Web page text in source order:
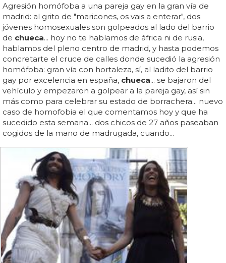
Agresión homófoba a una pareja gay en la gran vía de
madrid: al grito de "maricones, os vais a enterar", dos
jóvenes homosexuales son golpeados al lado del barrio
de chueca... hoy no te hablamos de áfrica ni de rusia,
hablamos del pleno centro de madrid, y hasta podemos
concretarte el cruce de calles donde sucedió la agresión
homófoba: gran vía con hortaleza, sí, al ladito del barrio
gay por excelencia en españa, chueca... se bajaron del
vehículo y empezaron a golpear a la pareja gay, así sin
más como para celebrar su estado de borrachera... nuevo
caso de homofobia el que comentamos hoy y que ha
sucedido esta semana... dos chicos de 27 años paseaban
cogidos de la mano de madrugada, cuando...